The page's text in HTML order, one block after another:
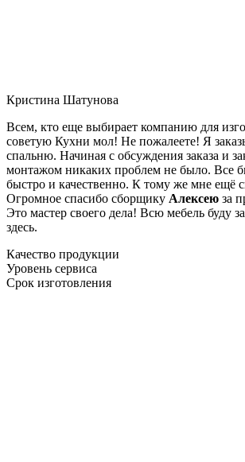
Кристина Шатунова
Всем, кто еще выбирает компанию для
советую Кухни мол! Не пожалеете! Я
спальню. Начиная с обсуждения заказа и
монтажом никаких проблем не было. Все
быстро и качественно. К тому же мне ещё
Огромное спасибо сборщику Алексею за
Это мастер своего дела! Всю мебель буду
здесь.
Качество продукции
Уровень сервиса
Срок изготовления